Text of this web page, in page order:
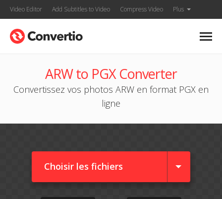
Video Editor Add Subtitles to Video Compress Video Plus
ARW to PGX Converter
Convertissez vos photos ARW en format PGX en
ligne
Choisir les fichiers